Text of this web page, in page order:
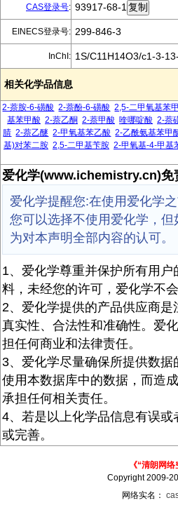
CAS登录号: 93917-68-1
EINECS登录号: 299-846-3
InChI: 1S/C11H14O3/c1-3-
相关化学品信息
2-萘胺-6-磺酸 2-萘酚-6-磺酸 2,5-二甲氧基苯
基苯甲酸 2-萘乙酮 2-萘甲酸 喹哪啶酸 2-萘
腈 2-萘乙醚 2-甲氧基苯乙酸 2-乙酰氨基苯甲
基)对苯二胺 2,5-二甲基苄胺 2-甲氧基-4-甲基
爱化学(www.ichemistry.cn)免
爱化学提醒您:在使用爱化学
您可以选择不使用爱化学，
为对本声明全部内容的认可。
1、爱化学尊重并保护所有用
料，未经您的许可，爱化学不
2、爱化学提供的产品供应商
真实性、合法性和准确性。爱
担任何商业和法律责任。
3、爱化学尽量确保所提供数
使用本数据库中的数据，而造
承担任何相关责任。
4、若是以上化学品信息有误或
或完善。
《“清朗网
Copyright 2009-
网络实名：